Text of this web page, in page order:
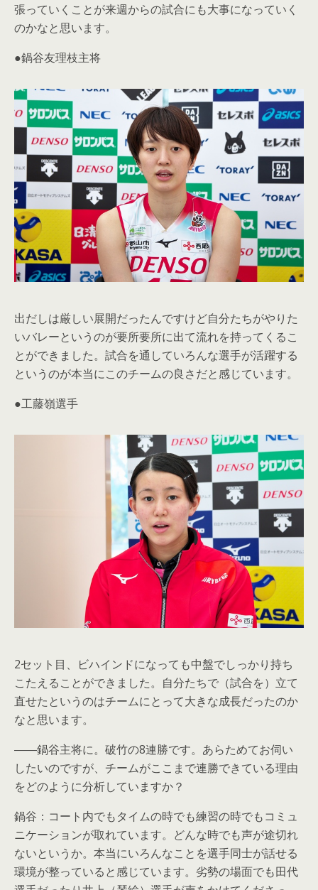
張っていくことが来週からの試合にも大事になっていく
のかなと思います。
●鍋谷友理枝主将
出だしは厳しい展開だったんですけど自分たちがやりた
いバレーというのが要所要所に出て流れを持ってくるこ
とができました。試合を通していろんな選手が活躍する
というのが本当にこのチームの良さだと感じています。
●工藤嶺選手
2セット目、ビハインドになっても中盤でしっかり持ち
こたえることができました。自分たちで（試合を）立て
直せたというのはチームにとって大きな成長だったのか
なと思います。
――鍋谷主将に。破竹の8連勝です。あらためてお伺い
したいのですが、チームがここまで連勝できている理由
をどのように分析していますか？
鍋谷：コート内でもタイムの時でも練習の時でもコミュ
ニケーションが取れています。どんな時でも声が途切れ
ないというか。本当にいろんなことを選手同士が話せる
環境が整っていると感じています。劣勢の場面でも田代